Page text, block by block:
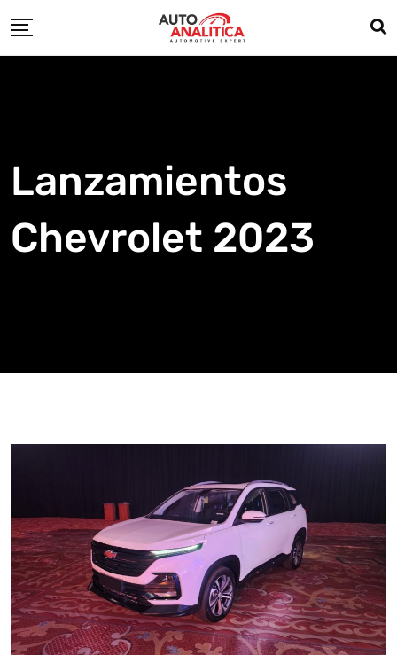
to
Lanzamientos
Chevrolet 2023
Estoy aquí para encontrar lo que necesitas. ¿Qué estás
buscando? "Este asistente con IA (OpenAI) ofrece
información referencial que puede contener errores.
Asistente con IA en desarrollo. Autoanalítica optimiza
diariamente su exactitud."